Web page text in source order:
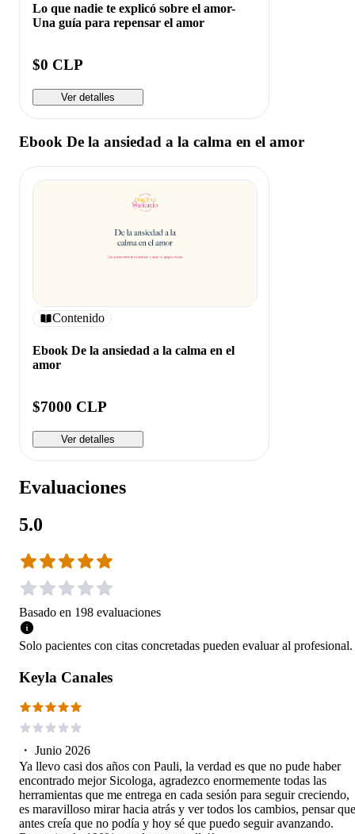
Lo que nadie te explicó sobre el amor-
Una guía para repensar el amor
$0 CLP
Ver detalles
Ebook De la ansiedad a la calma en el amor
Contenido
Ebook De la ansiedad a la calma en el
amor
$7000 CLP
Ver detalles
Evaluaciones
5.0
Basado en 198 evaluaciones
Solo pacientes con citas concretadas pueden evaluar al profesional.
Keyla Canales
・ Junio 2026
Ya llevo casi dos años con Pauli, la verdad es que no pude haber
encontrado mejor Sicologa, agradezco enormemente todas las
herramientas que me entrega en cada sesión para seguir creciendo,
es maravilloso mirar hacia atrás y ver todos los cambios, pensar que
antes creía que no podía y hoy sé que puedo seguir avanzando.